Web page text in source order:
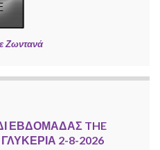
Ζωντανά
ΕΒΔΟΜΑΔΑΣ THE
ΓΛΥΚΕΡΙΑ 2-8-2026